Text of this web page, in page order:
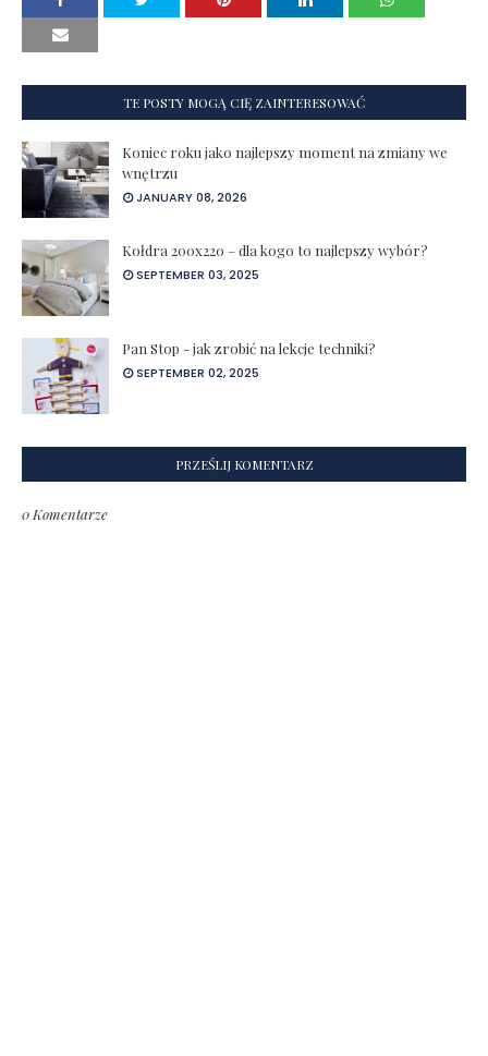
TE POSTY MOGĄ CIĘ ZAINTERESOWAĆ
Koniec roku jako najlepszy moment na zmiany we
wnętrzu
JANUARY 08, 2026
Kołdra 200x220 – dla kogo to najlepszy wybór?
SEPTEMBER 03, 2025
Pan Stop - jak zrobić na lekcje techniki?
SEPTEMBER 02, 2025
PRZEŚLIJ KOMENTARZ
0 Komentarze